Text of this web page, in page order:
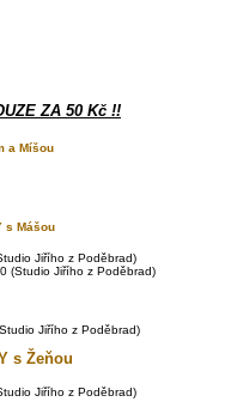
ZA 50 Kč !!
a Míšou
s Mášou
Jiřího z Poděbrad)
(Studio Jiřího z Poděbrad)
Jiřího z Poděbrad)
s Žeňou
Jiřího z Poděbrad)